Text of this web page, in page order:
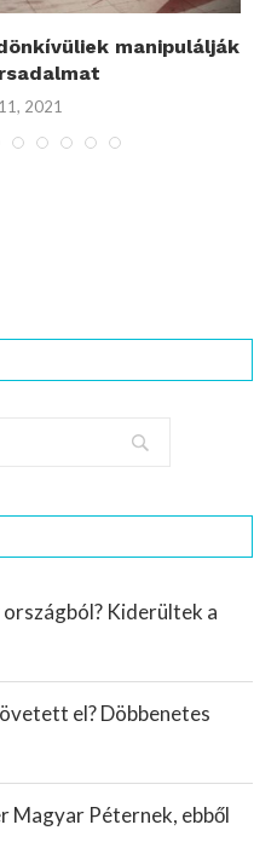
manipulálják
2021
országból? Kiderültek a
el? Döbbenetes
Magyar Péternek, ebből